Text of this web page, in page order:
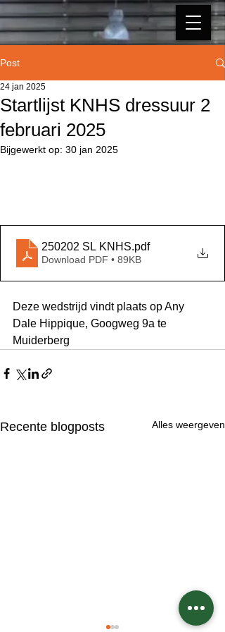
Post
Startlijst KNHS dressuur 2
februari 2025
24 jan 2025
Bijgewerkt op: 30 jan 2025
250202 SL KNHS.pdf
Download PDF • 89KB
Deze wedstrijd vindt plaats op Any
Dale Hippique, Googweg 9a te
Muiderberg
Recente blogposts Alles weergeven